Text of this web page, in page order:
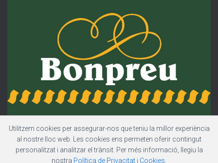
Utilitzem cookies per assegurar-nos que teniu la millor experiència
al nostre lloc web. Les cookies ens permeten oferir contingut
personalitzat i analitzar el trànsit. Per més informació, llegiu la
nostra Política de Privacitat i Cookies